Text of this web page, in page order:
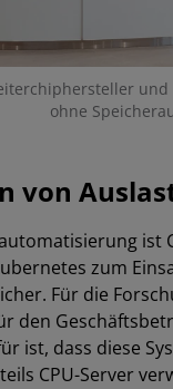
ohne
von
ist
zum
Für die
den
ist, dass diese
CPU-Server